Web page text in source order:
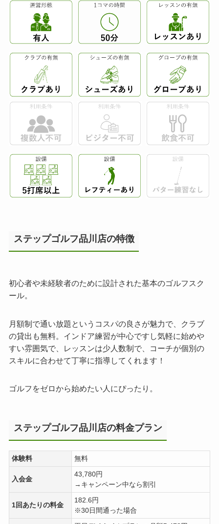
ステップゴルフ品川店の特徴
初心者や未経験者のために設計された基本のゴルフスク
ール。
月額制で通い放題というコスパの良さが魅力で、クラブ
の貸出も無料。インドア練習が中心ですし気軽に始めや
すい雰囲気で、レッスンは少人数制で、コーチが個別の
スキルに合わせて丁寧に指導してくれます！
ゴルフをゼロから始めたい人にぴったり。
ステップゴルフ品川店の料金プラン
体験料 無料
入会金
43,780円
→キャンペーン中なら割引
1回あたりの料金
182.6円
※30日間通った場合